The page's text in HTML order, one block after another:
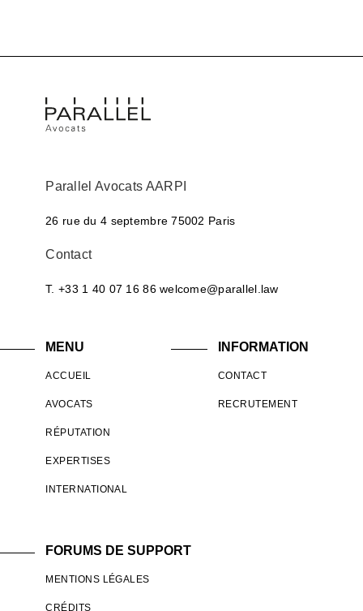
Parallel Avocats AARPI
26 rue du 4 septembre 75002 Paris
Contact
T. +33 1 40 07 16 86 welcome@parallel.law
MENU
ACCUEIL
AVOCATS
RÉPUTATION
EXPERTISES
INTERNATIONAL
INFORMATION
CONTACT
RECRUTEMENT
FORUMS DE SUPPORT
MENTIONS LÉGALES
CRÉDITS